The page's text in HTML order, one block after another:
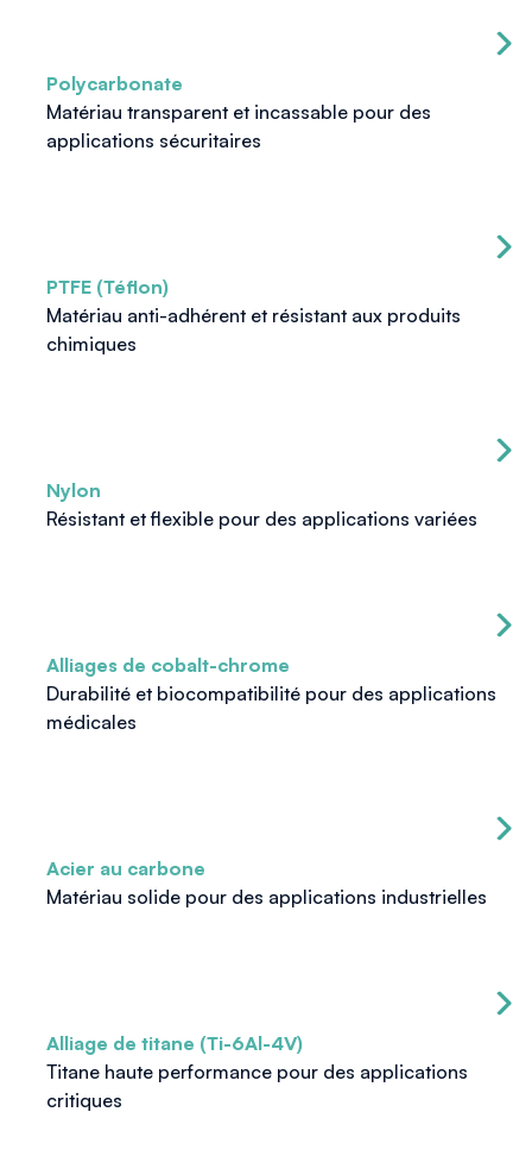
Polycarbonate
Matériau transparent et incassable pour des
applications sécuritaires
PTFE (Téflon)
Matériau anti-adhérent et résistant aux produits
chimiques
Nylon
Résistant et flexible pour des applications variées
Alliages de cobalt-chrome
Durabilité et biocompatibilité pour des applications
médicales
Acier au carbone
Matériau solide pour des applications industrielles
Alliage de titane (Ti-6Al-4V)
Titane haute performance pour des applications
critiques